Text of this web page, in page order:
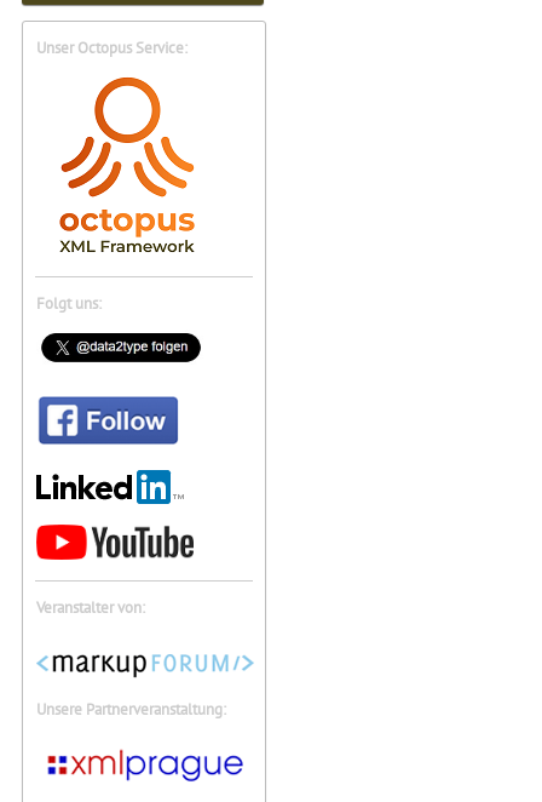
Unser Octopus Service:
Folgt uns:
Veranstalter von:
Unsere Partnerveranstaltung: